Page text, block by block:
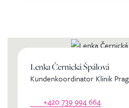
Lenka Černická Špálová
Kundenkoordinator Klinik Prag
+420 739 994 664